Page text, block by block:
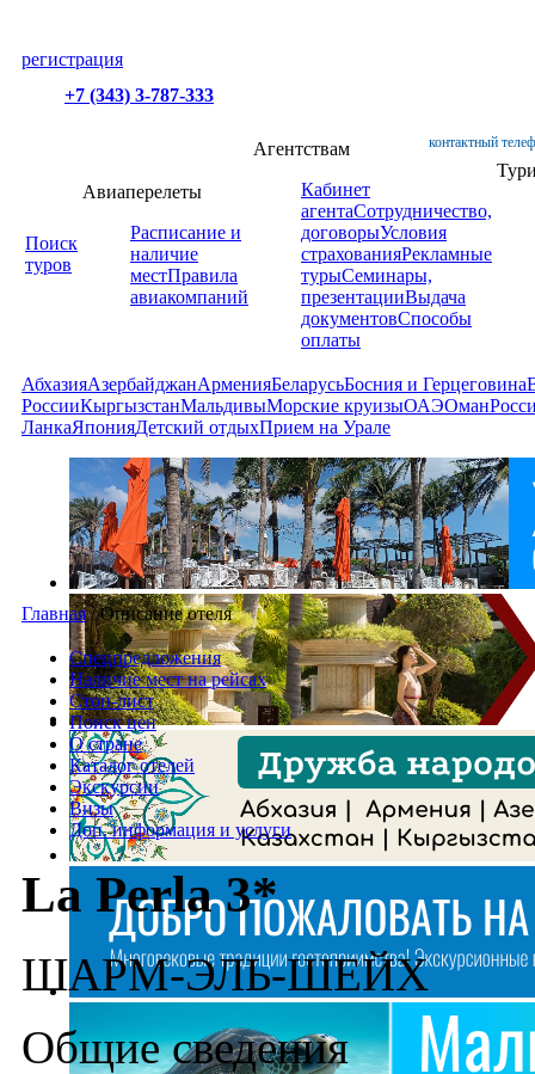
регистрация
+7 (343) 3-787-333
контактный
Поиск
туров
Авиаперелеты
Расписание и
наличие
местПравила
авиакомпаний
Агентствам
Кабинет
агентаСотрудничество,
договорыУсловия
страхованияРекламные
турыСеминары,
презентацииВыдача
документовСпособы
оплаты
АбхазияАзербайджанАрменияБеларусьБосния и Герцеговина
РоссииКыргызстанМальдивыМорские круизыОАЭОман
ЛанкаЯпонияДетский отдыхПрием на Урале
Главная /Описание отеля
Спецпредложения
Наличие мест на рейсах
Стоп-лист
Поиск цен
О стране
Каталог отелей
Экскурсии
Визы
Доп. информация и услуги
La Perla 3*
ШАРМ-ЭЛЬ-ШЕЙХ
Общие сведения